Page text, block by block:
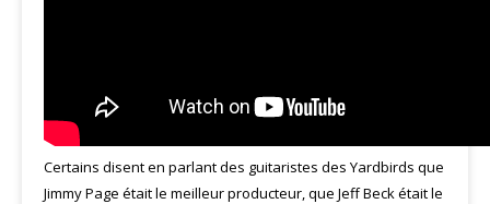
Certains disent en parlant des guitaristes des Yardbirds que
Jimmy Page était le meilleur producteur, que Jeff Beck était le